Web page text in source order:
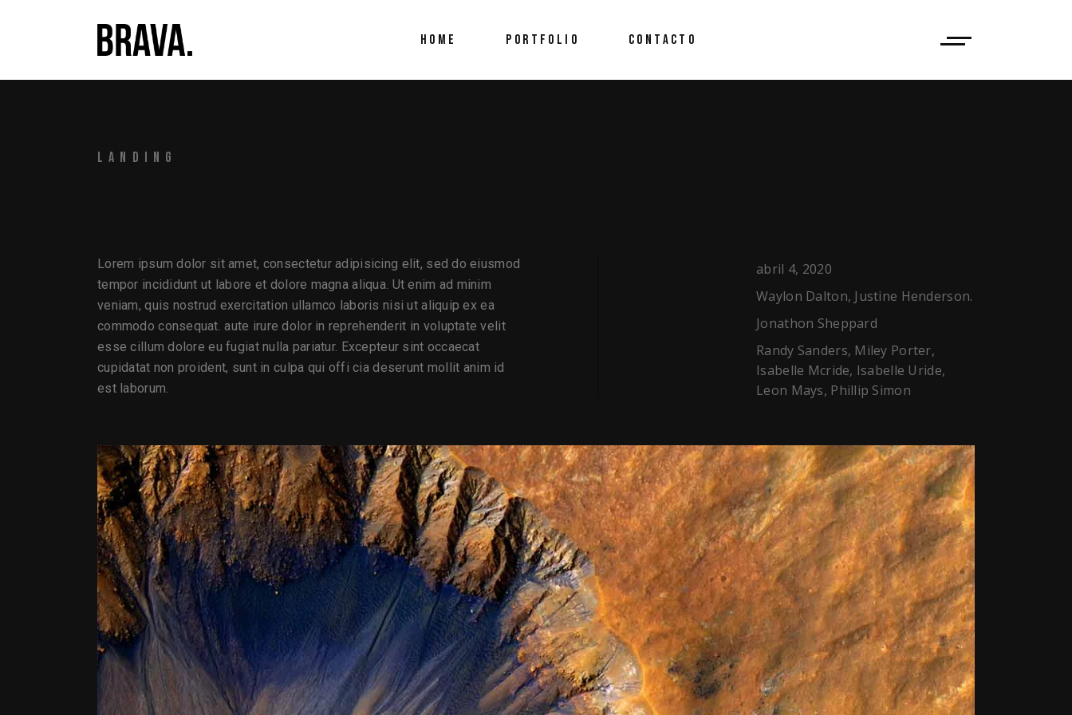
HOME PORTFOLIO CONTACTO
LANDING
Lorem ipsum dolor sit amet, consectetur adipisicing elit, sed do eiusmod
tempor incididunt ut labore et dolore magna aliqua. Ut enim ad minim
veniam, quis nostrud exercitation ullamco laboris nisi ut aliquip ex ea
commodo consequat. aute irure dolor in reprehenderit in voluptate velit
esse cillum dolore eu fugiat nulla pariatur. Excepteur sint occaecat
cupidatat non proident, sunt in culpa qui offi cia deserunt mollit anim id
est laborum.
abril 4, 2020
Waylon Dalton, Justine Henderson.
Jonathon Sheppard
Randy Sanders, Miley Porter,
Isabelle Mcride, Isabelle Uride,
Leon Mays, Phillip Simon